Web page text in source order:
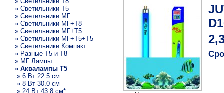
» Светильники T5
» Светильники МГ
» Светильники МГ+T8
» Светильники МГ+T5
» Светильники МГ+T5+T5
» Светильники Компакт
» Разные T5 и T8
» МГ Лампы
» Аквалампы T5
» 6 Вт 22.5 см
» 8 Вт 30.0 см
» 24 Вт 43.8 см*